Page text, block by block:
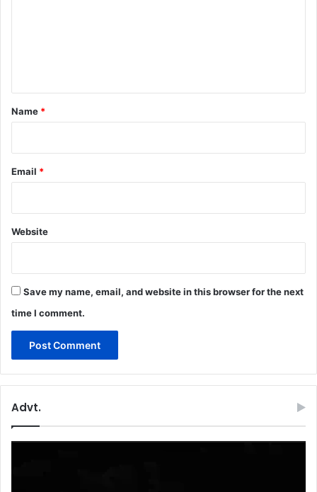
*
Name *
Email *
Website
Save my name, email, and website in this browser for the next
time I comment.
Advt.